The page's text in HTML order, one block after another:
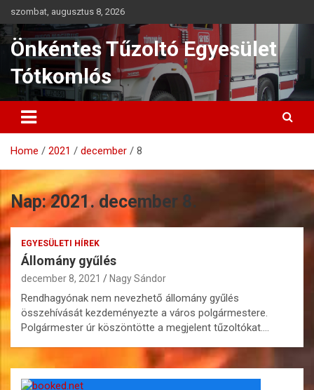
to
content
szombat, augusztus 8, 2026
Önkéntes Tűzoltó Egyesület
Tótkomlós
Home 2021 december 8
Nap:2021. december 8.
EGYESÜLETI HÍREK
Állomány gyűlés
december 8, 2021 Nagy Sándor
Rendhagyónak nem nevezhető állomány gyűlés
összehívását kezdeményezte a város polgármestere.
Polgármester úr köszöntötte a megjelent tűzoltókat.…